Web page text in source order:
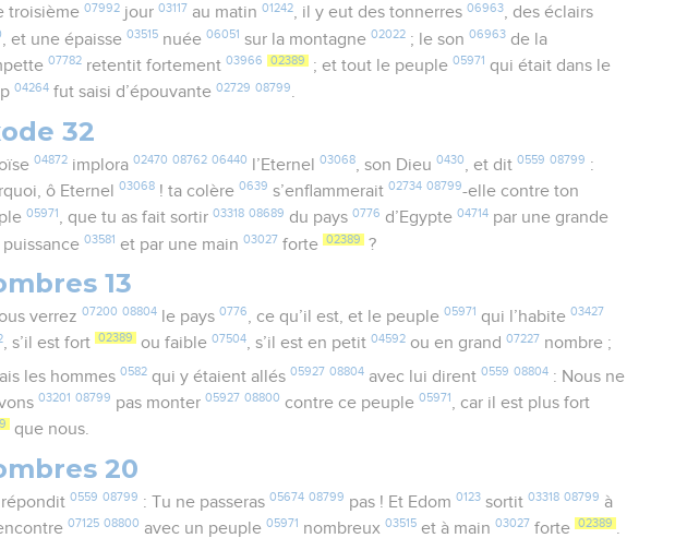
troisième 07992jour 03117 au matin 01242, il y eut des tonnerres 06963, des éclairs
, et une épaisse03515 nuée06051 sur la montagne02022 ; le son06963 de la
07782 retentit fortement03966 02389 ; et tout le peuple05971 qui était dans le
04264 fut saisi d’épouvante02729 08799.
32
04872implora 02470 08762 06440 l’Eternel 03068, son Dieu 0430 , et dit 0559 08799 :
ô Eternel03068 ! ta colère0639 s’enflammerait02734 08799-elle contre ton
05971, que tu as fait sortir03318 08689 du pays0776 d’Egypte04714 par une grande
puissance03581 et par une main03027 forte 02389 ?
13
verrez 07200 08804le pays 0776, ce qu’il est, et le peuple 05971 qui l’habite 03427
, s’il est fort 02389 ou faible07504, s’il est en petit04592 ou en grand07227 nombre ;
les hommes 0582qui y étaient allés 05927 08804avec lui dirent 0559 08804: Nous ne
03201 08799 pas monter05927 08800 contre ce peuple05971 , car il est plus fort
que nous.
20
répondit 0559 08799 : Tu ne passeras 05674 08799 pas ! Et Edom 0123sortit 03318 08799 à
07125 08800 avec un peuple05971 nombreux03515 et à main03027 forte 02389 .